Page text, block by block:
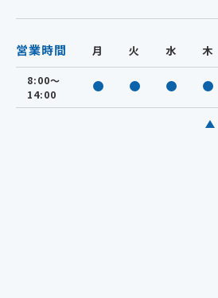
営業時間 月 火 水 木
8:00～
14:00
療中診療中 診療中 診療中 診療中 休診